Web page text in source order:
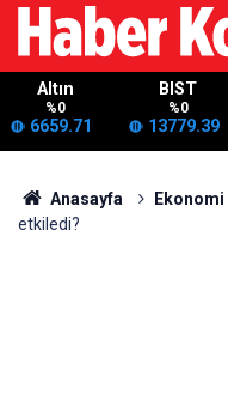
Altın
%0
6659.71
BIST
%0
13779.39
Anasayfa Ekonomi
etkiledi?